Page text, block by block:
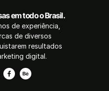
em todo o Brasil.
de experiência,
de diversos
resultados
digital.